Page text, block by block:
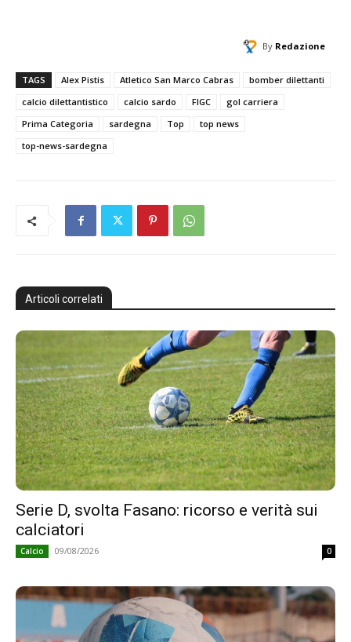
By Redazione
TAGS Alex Pistis Atletico San Marco Cabras
bomber dilettanti
calcio dilettantistico
calcio sardo FIGC
gol carriera
Prima Categoria
sardegna Top
top news
top-news-sardegna
Articoli correlati
Serie D, svolta Fasano: ricorso e verità sui
calciatori
Calcio 09/08/2026 0